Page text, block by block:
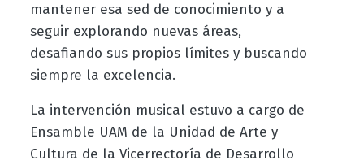
mantener esa sed de conocimiento y a
seguir explorando nuevas áreas,
desafiando sus propios límites y buscando
siempre la excelencia.
La intervención musical estuvo a cargo de
Ensamble UAM de la Unidad de Arte y
Cultura de la Vicerrectoría de Desarrollo